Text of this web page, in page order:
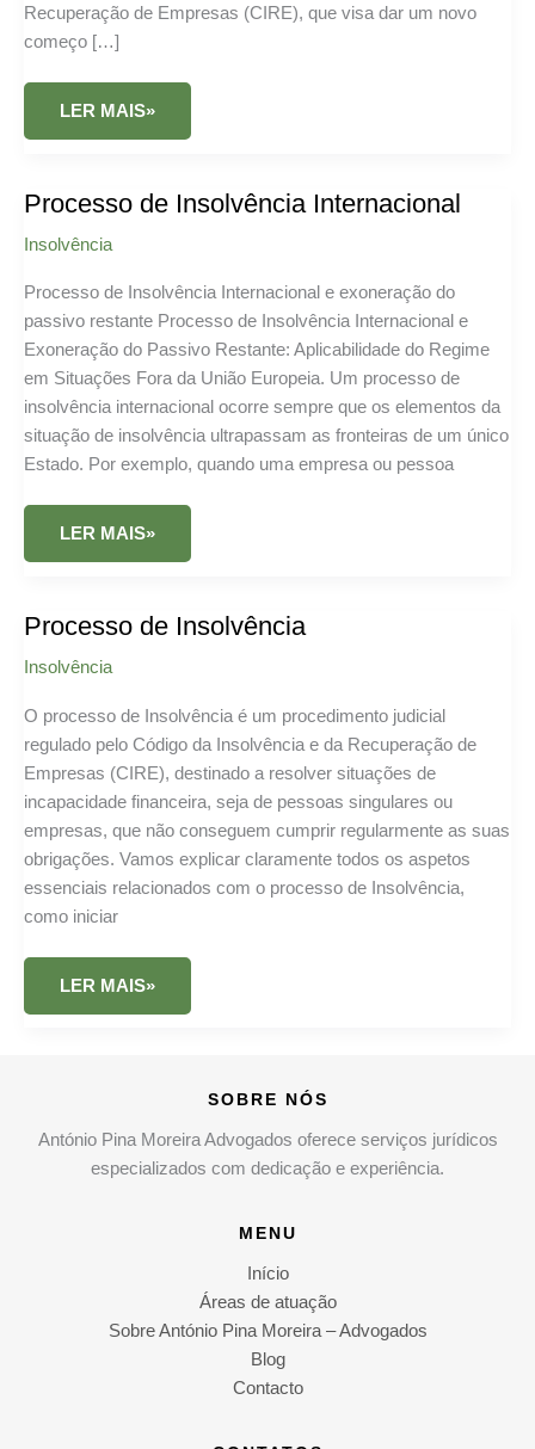
Recuperação de Empresas (CIRE), que visa dar um novo
começo […]
INSOLVÊNCIA
LER MAIS»
Processo de Insolvência Internacional
Insolvência
Processo de Insolvência Internacional e exoneração do
passivo restante Processo de Insolvência Internacional e
Exoneração do Passivo Restante: Aplicabilidade do Regime
em Situações Fora da União Europeia. Um processo de
insolvência internacional ocorre sempre que os elementos da
situação de insolvência ultrapassam as fronteiras de um único
Estado. Por exemplo, quando uma empresa ou pessoa
PROCESSO
INSOLVÊNCIA
LER MAIS»
Processo de Insolvência
Insolvência
O processo de Insolvência é um procedimento judicial
regulado pelo Código da Insolvência e da Recuperação de
Empresas (CIRE), destinado a resolver situações de
incapacidade financeira, seja de pessoas singulares ou
empresas, que não conseguem cumprir regularmente as suas
obrigações. Vamos explicar claramente todos os aspetos
essenciais relacionados com o processo de Insolvência,
como iniciar
PROCESSO
INSOLVÊNCIA
LER MAIS»
SOBRE NÓS
António Pina Moreira Advogados oferece serviços jurídicos
especializados com dedicação e experiência.
MENU
Início
Áreas de atuação
Sobre António Pina Moreira – Advogados
Blog
Contacto